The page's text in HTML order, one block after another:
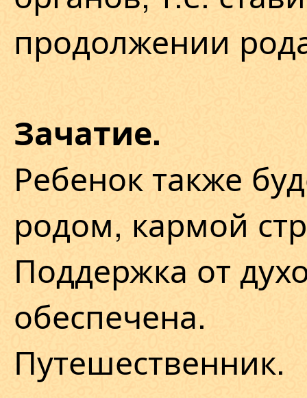
продолжении
Зачатие.
Ребенок также
родом, кармой
Поддержка от
обеспечена.
Путешественник.